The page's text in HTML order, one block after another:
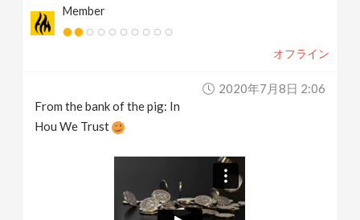
Member
オフライン
2020年7月8日 2:06
From the bank of the pig: In
Hou We Trust